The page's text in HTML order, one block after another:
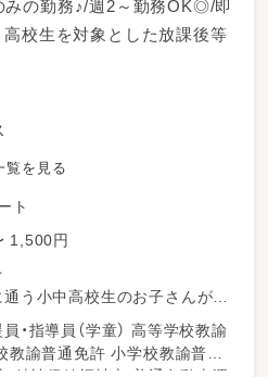
みの勤務♪/週2～勤務OK◎/即
高校生を対象とした放課後等
覧を見る
ト
1,500円
う小中高校生のお子さんがご
送迎業務
員（学童） 高等学校教諭